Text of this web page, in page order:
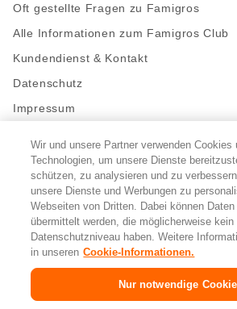
Oft gestellte Fragen zu Famigros
Alle Informationen zum Famigros Club
Kundendienst & Kontakt
Datenschutz
Impressum
Bleibe mit uns in Kontakt
Facebook
https://twitter.com/migros
https://PinterestInstagram
Cookie-Einstellungen
FR IT
Wir und unsere Partner verwenden Cookies
Technologien, um unsere Dienste
schützen, zu analysieren und zu
unsere Dienste und Werbungen zu
Webseiten von Dritten. Dabei können
übermittelt werden, die möglicherweise kein
Datenschutzniveau haben. Weitere
in unseren Cookie-Informationen.
Nur notwendige